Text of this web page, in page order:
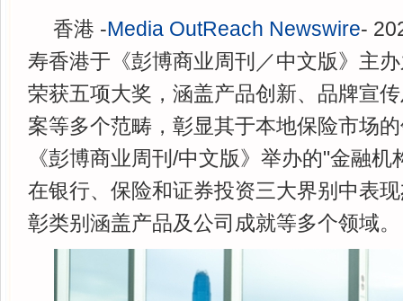
香港 -Media OutReach Newswire-
寿香港于《彭博商业周刊／中文版》主
荣获五项大奖，涵盖产品创新、品牌宣
案等多个范畴，彰显其于本地保险市场
《彭博商业周刊/中文版》举办的"金融
在银行、保险和证券投资三大界别中表
彰类别涵盖产品及公司成就等多个领域。